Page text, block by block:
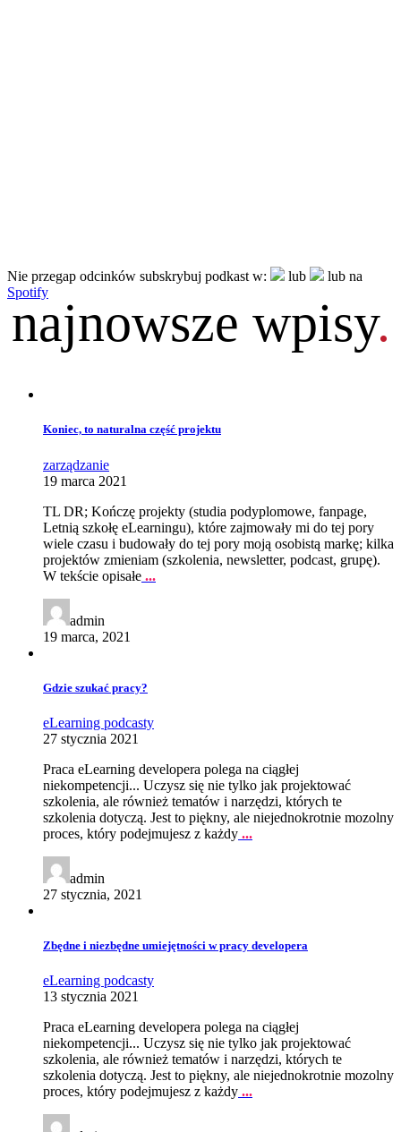
Nie przegap odcinków subskrybuj podkast w: lub
lub na
Spotify
najnowsze wpisy.
Koniec, to naturalna część projektu
zarządzanie
19 marca 2021
TL DR; Kończę projekty (studia podyplomowe, fanpage,
Letnią szkołę eLearningu), które zajmowały mi do tej pory
wiele czasu i budowały do tej pory moją osobistą markę; kilka
projektów zmieniam (szkolenia, newsletter, podcast, grupę).
W tekście opisałe ...
admin
19 marca, 2021
Gdzie szukać pracy?
eLearning podcasty
27 stycznia 2021
Praca eLearning developera polega na ciągłej
niekompetencji... Uczysz się nie tylko jak projektować
szkolenia, ale również tematów i narzędzi, których te
szkolenia dotyczą. Jest to piękny, ale niejednokrotnie mozolny
proces, który podejmujesz z każdy ...
admin
27 stycznia, 2021
Zbędne i niezbędne umiejętności w pracy developera
eLearning podcasty
13 stycznia 2021
Praca eLearning developera polega na ciągłej
niekompetencji... Uczysz się nie tylko jak projektować
szkolenia, ale również tematów i narzędzi, których te
szkolenia dotyczą. Jest to piękny, ale niejednokrotnie mozolny
proces, który podejmujesz z każdy ...